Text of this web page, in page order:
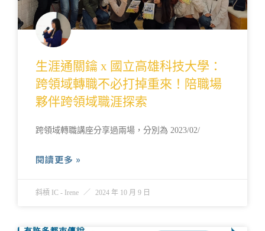
生涯通關鑰 x 國立高雄科技大學：
跨領域轉職不必打掉重來！陪職場
夥伴跨領域職涯探索
跨領域轉職講座分享過兩場，分別為 2023/02/
閱讀更多 »
斜槓 IC - Irene 2024 年 10 月 9 日